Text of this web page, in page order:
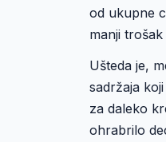
od ukupne
manji
Ušteda je,
sadržaja
za daleko
ohrabrilo